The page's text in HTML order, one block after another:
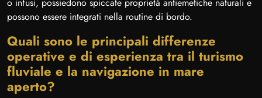
possono essere integrati nella routine di bordo.
Quali sono le principali differenze
operative e di esperienza tra il turismo
fluviale e la navigazione in mare
aperto?